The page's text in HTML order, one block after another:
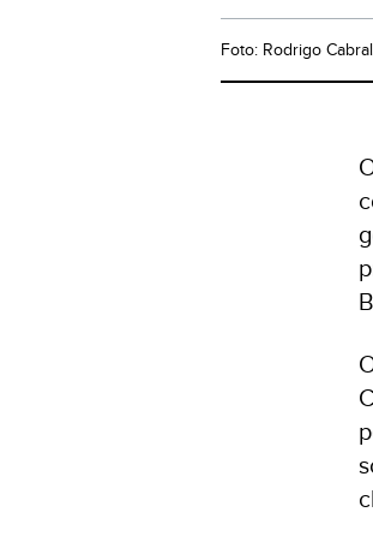
Foto: Rodrigo